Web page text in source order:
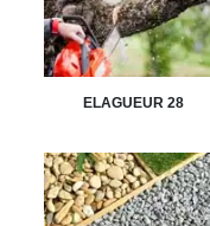
ELAGUEUR 28